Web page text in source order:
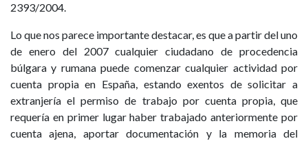
2393/2004.
Lo que nos parece importante destacar, es que a partir del uno
de enero del 2007 cualquier ciudadano de procedencia
búlgara y rumana puede comenzar cualquier actividad por
cuenta propia en España, estando exentos de solicitar a
extranjería el permiso de trabajo por cuenta propia, que
requería en primer lugar haber trabajado anteriormente por
cuenta ajena, aportar documentación y la memoria del